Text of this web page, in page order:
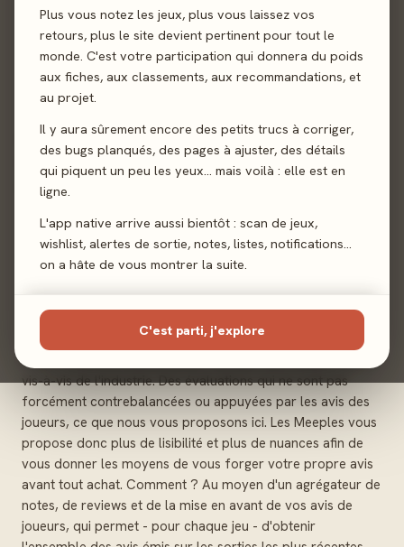
Plus vous notez les jeux, plus vous laissez vos
retours, plus le site devient pertinent pour tout le
monde. C'est votre participation qui donnera du poids
aux fiches, aux classements, aux recommandations, et
au projet.
Il y aura sûrement encore des petits trucs à corriger,
des bugs planqués, des pages à ajuster, des détails
qui piquent un peu les yeux… mais voilà : elle est en
ligne.
L'app native arrive aussi bientôt : scan de jeux,
wishlist, alertes de sortie, notes, listes, notifications…
on a hâte de vous montrer la suite.
C'est parti, j'explore
établit une note globale en fonction des avis proposés,
d'un côté par les médias, d'un autre par les joueurs. Son
principal avantage est d'introduire naturellement de la
nuance dans les avis en visualisant, sur la même page, les
avis positifs et les avis négatifs portés sur chaque jeu.
Notre objectif : vous apporter toutes
les infos sur les titres qui vous
intéressent
Le jeu de société est un loisir incroyable, mais l'offre est
tellement vaste qu'il est toujours compliqué d'identifier les
jeux susceptibles de plaire à nos tables de jeux. Les médias
extrêmement tranchés sur les jeux qu'ils découvrent, entre
« le coup de cœur de l'année » qui sera remplacé la
semaine suivante par un autre titre, ou des jugements
négatifs parfois surjoués pour marquer une indépendance
vis-à-vis de l'industrie. Des évaluations qui ne sont pas
forcément contrebalancées ou appuyées par les avis des
joueurs, ce que nous vous proposons ici. Les Meeples vous
propose donc plus de lisibilité et plus de nuances afin de
vous donner les moyens de vous forger votre propre avis
avant tout achat. Comment ? Au moyen d'un agrégateur de
notes, de reviews et de la mise en avant de vos avis de
joueurs, qui permet - pour chaque jeu - d'obtenir